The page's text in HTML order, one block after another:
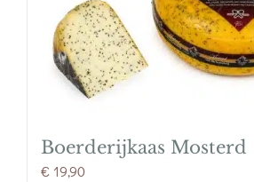
Boerderijkaas Mosterd
€ 19,90